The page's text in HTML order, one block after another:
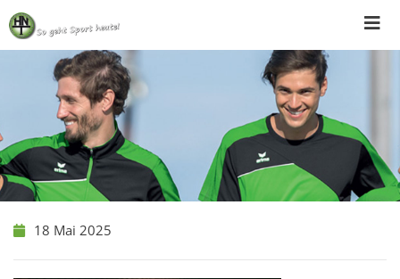
Skip
to
content
18 Mai 2025